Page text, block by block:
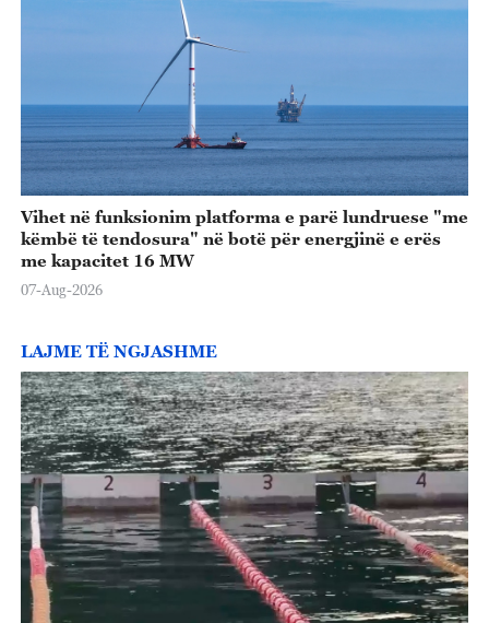
Vihet në funksionim platforma e parë lundruese "me
këmbë të tendosura" në botë për energjinë e erës
me kapacitet 16 MW
07-Aug-2026
LAJME TË NGJASHME